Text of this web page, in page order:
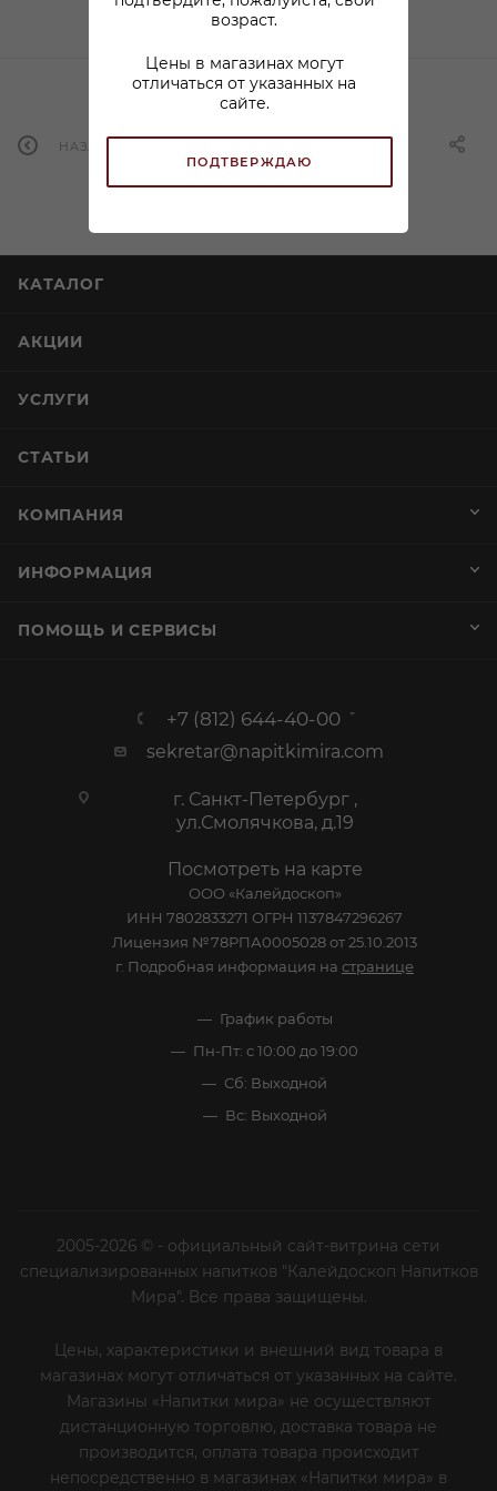
возраст.
Цены в магазинах могут
отличаться от указанных на
сайте.
ПОДТВЕРЖДАЮ
НАЗАД К СПИСКУ
КАТАЛОГ
АКЦИИ
УСЛУГИ
СТАТЬИ
КОМПАНИЯ
ИНФОРМАЦИЯ
ПОМОЩЬ И СЕРВИСЫ
+7 (812) 644-40-00
sekretar@napitkimira.com
г. Санкт-Петербург ,
ул.Смолячкова, д.19
Посмотреть на карте
ООО «Калейдоскоп»
ИНН 7802833271 ОГРН 1137847296267
Лицензия №78РПА0005028 от 25.10.2013
г. Подробная информация на странице
График работы
Пн-Пт: с 10:00 до 19:00
Сб: Выходной
Вс: Выходной
2005-2026 © - официальный сайт-витрина сети
специализированных напитков "Калейдоскоп Напитков
Мира". Все права защищены.
Цены, характеристики и внешний вид товара в
магазинах могут отличаться от указанных на сайте.
Магазины «Напитки мира» не осуществляют
дистанционную торговлю, доставка товара не
производится, оплата товара происходит
непосредственно в магазинах «Напитки мира» в